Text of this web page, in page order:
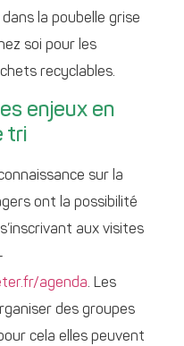
la poubelle grise
soi pour les
recyclables.
enjeux en
tri
sur la
ont la possibilité
aux visites
agenda. Les
des groupes
cela elles peuvent